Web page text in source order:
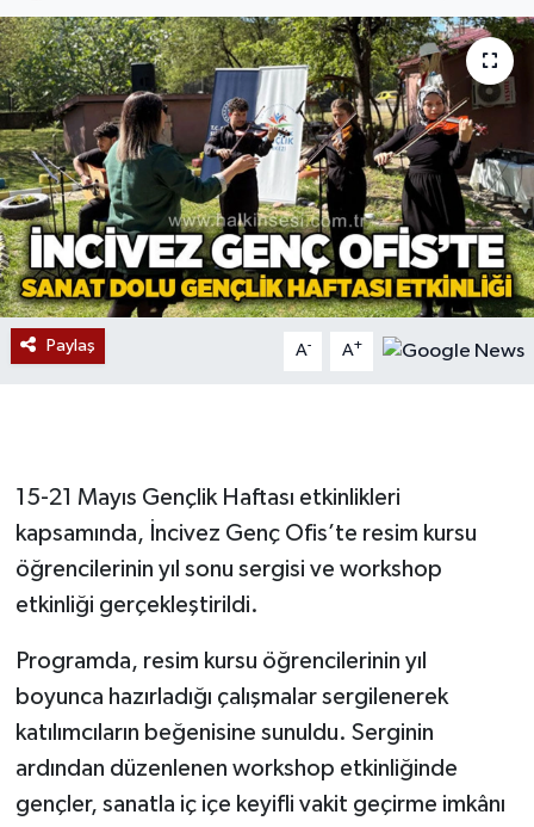
Paylaş A- A+
15-21 Mayıs Gençlik Haftası etkinlikleri
kapsamında, İncivez Genç Ofis’te resim kursu
öğrencilerinin yıl sonu sergisi ve workshop
etkinliği gerçekleştirildi.
Programda, resim kursu öğrencilerinin yıl
boyunca hazırladığı çalışmalar sergilenerek
katılımcıların beğenisine sunuldu. Serginin
ardından düzenlenen workshop etkinliğinde
gençler, sanatla iç içe keyifli vakit geçirme imkânı
Bolu
ÇEVRE
BİLİM VE TEKNOLOJİ
DUNYA
Düzce
Eğitim
Genel
Gökçebey
GÜNDEM
İş ilanı
Kilimli